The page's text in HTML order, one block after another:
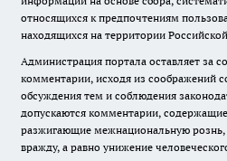
относящихся к предпочтениям
находящихся на территории
Администрация портала оставляет за
комментарии, исходя из соображений
обсуждения тем и соблюдения
допускаются комментарии,
разжигающие межнациональную
вражду, а равно унижение